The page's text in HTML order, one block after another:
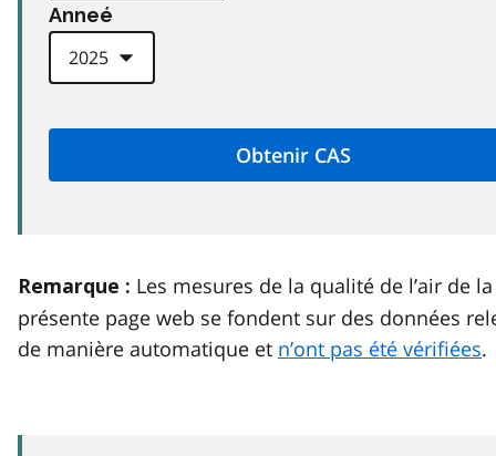
Anneé
Remarque : Les mesures de la qualité de l’air de la
présente page web se fondent sur des données
de manière automatique et n’ont pas été vérifiées.